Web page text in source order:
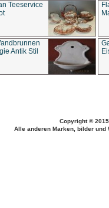
Teeservice
Antik Stil
Copyright ©
Alle anderen Marken, bilder und